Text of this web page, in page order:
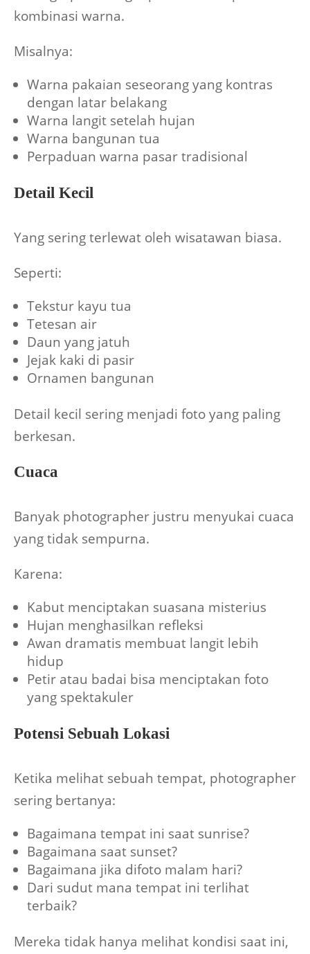
kombinasi warna.
Misalnya:
Warna pakaian seseorang yang kontras
dengan latar belakang
Warna langit setelah hujan
Warna bangunan tua
Perpaduan warna pasar tradisional
Detail Kecil
Yang sering terlewat oleh wisatawan biasa.
Seperti:
Tekstur kayu tua
Tetesan air
Daun yang jatuh
Jejak kaki di pasir
Ornamen bangunan
Detail kecil sering menjadi foto yang paling
berkesan.
Cuaca
Banyak photographer justru menyukai cuaca
yang tidak sempurna.
Karena:
Kabut menciptakan suasana misterius
Hujan menghasilkan refleksi
Awan dramatis membuat langit lebih
hidup
Petir atau badai bisa menciptakan foto
yang spektakuler
Potensi Sebuah Lokasi
Ketika melihat sebuah tempat, photographer
sering bertanya:
Bagaimana tempat ini saat sunrise?
Bagaimana saat sunset?
Bagaimana jika difoto malam hari?
Dari sudut mana tempat ini terlihat
terbaik?
Mereka tidak hanya melihat kondisi saat ini,